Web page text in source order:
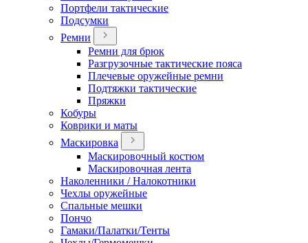
Портфели тактические
Подсумки
Ремни
Ремни для брюк
Разгрузочные тактические пояса
Плечевые оружейные ремни
Подтяжки тактические
Пряжки
Кобуры
Коврики и маты
Маскировка
Маскировочный костюм
Маскировочная лента
Наколенники / Налокотники
Чехлы оружейные
Спальные мешки
Пончо
Гамаки/Палатки/Тенты